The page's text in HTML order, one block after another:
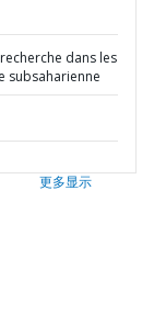
dans les
subsaharienne
更多显示